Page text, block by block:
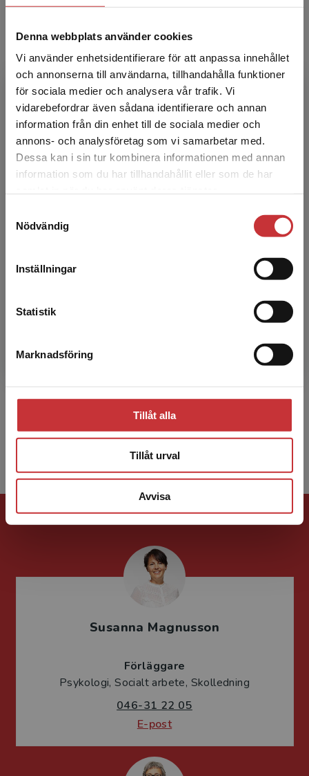
Denna webbplats använder cookies
Vi använder enhetsidentifierare för att anpassa innehållet
och annonserna till användarna, tillhandahålla funktioner
för sociala medier och analysera vår trafik. Vi
vidarebefordrar även sådana identifierare och annan
information från din enhet till de sociala medier och
annons- och analysföretag som vi samarbetar med.
Dessa kan i sin tur kombinera informationen med annan
information som du har tillhandahållit eller som de har
Nödvändig
Inställningar
Statistik
Marknadsföring
Tillåt alla
Tillåt urval
Avvisa
Begränsad fraktregion
Det verkar som att du besöker
studentlitteratur.se via en enhet utanför Sverige.
Vi erbjuder inte leveranser utanför Sverige. För
att kunna slutföra ett köp måste
Karin Boson
Karin Boson har en doktorsexamen i psykologi
och är legitimerad psykolog vid Göteborgs
universitet och Högskolan i Innlandet i
Jönköping. Doktore...
Förlagskontakt
Susanna Magnusson
Förläggare
Psykologi, Socialt arbete, Skolledning
046-31 22 05
E-post